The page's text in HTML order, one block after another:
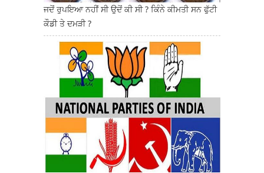
ਜਦੋਂ ਰੁਪਇਆ ਨਹੀਂ ਸੀ ਉਦੋਂ ਕੀ ਸੀ ? ਕਿੰਨੇ ਕੀਮਤੀ ਸਨ ਫੁੱਟੀ
ਕੌਡੀ ਤੇ ਦਮੜੀ ?